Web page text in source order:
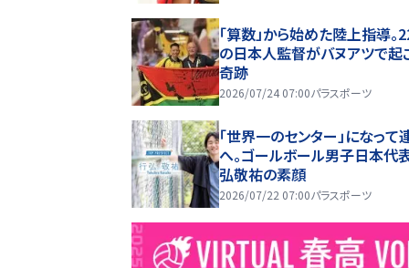
「算数」から始めた陸上指導。
の日本人監督がバヌアツで起
奇跡
2026/07/24 07:00パラスポーツ
「世界一のセンター」になって
へ。ゴールボール男子日本代
弘敬祐の素顔
2026/07/22 07:00パラスポーツ